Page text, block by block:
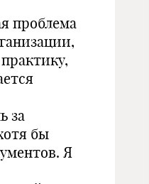
проблема
за
бы
Я